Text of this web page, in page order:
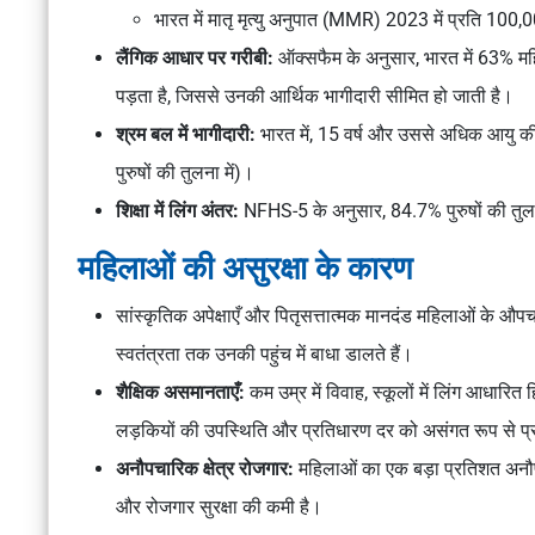
भारत में मातृ मृत्यु अनुपात (MMR) 2023 में प्रति
लैंगिक आधार पर गरीबी: ऑक्सफैम के अनुसार, भारत में 63%
पड़ता है, जिससे उनकी आर्थिक भागीदारी सीमित हो जाती है।
श्रम बल में भागीदारी: भारत में, 15 वर्ष और उससे अधिक आयु
पुरुषों की तुलना में)।
शिक्षा में लिंग अंतर: NFHS-5 के अनुसार, 84.7% पुरुषों की
महिलाओं की असुरक्षा के कारण
सांस्कृतिक अपेक्षाएँ और पितृसत्तात्मक मानदंड महिलाओं के
स्वतंत्रता तक उनकी पहुंच में बाधा डालते हैं।
शैक्षिक असमानताएँ:कम उम्र में विवाह, स्कूलों में लिंग आधारित
लड़कियों की उपस्थिति और प्रतिधारण दर को असंगत रूप से
अनौपचारिक क्षेत्र रोजगार:महिलाओं का एक बड़ा प्रतिशत
और रोजगार सुरक्षा की कमी है।